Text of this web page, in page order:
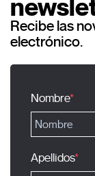
Recibe las
electrónico.
Nombre
Apellidos